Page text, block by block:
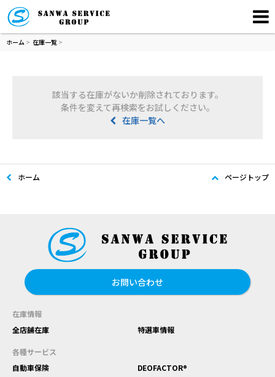
ホーム > 在庫一覧 >
該当する在庫がないか削除されております。
条件を変えて再検索をお試しください。
在庫一覧へ
ホーム ページトップ
お問い合わせ
在庫情報
全店舗在庫
特選車情報
各種サービス
自動車保険
DEOFACTOR®